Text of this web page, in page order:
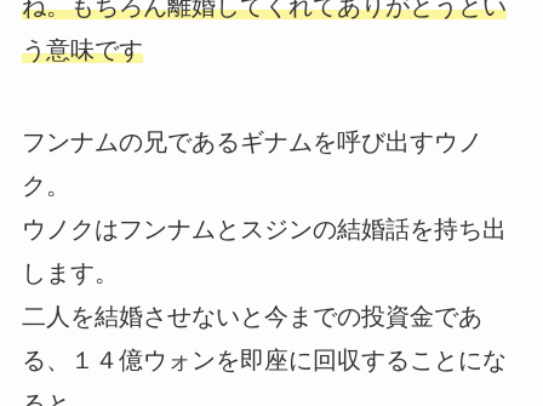
ね。もちろん離婚してくれてありがとうとい
う意味です
フンナムの兄であるギナムを呼び出すウノ
ク。
ウノクはフンナムとスジンの結婚話を持ち出
します。
二人を結婚させないと今までの投資金であ
る、１４億ウォンを即座に回収することにな